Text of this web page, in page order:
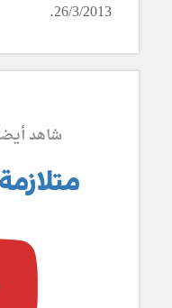
26/3/2013
.
شاهد